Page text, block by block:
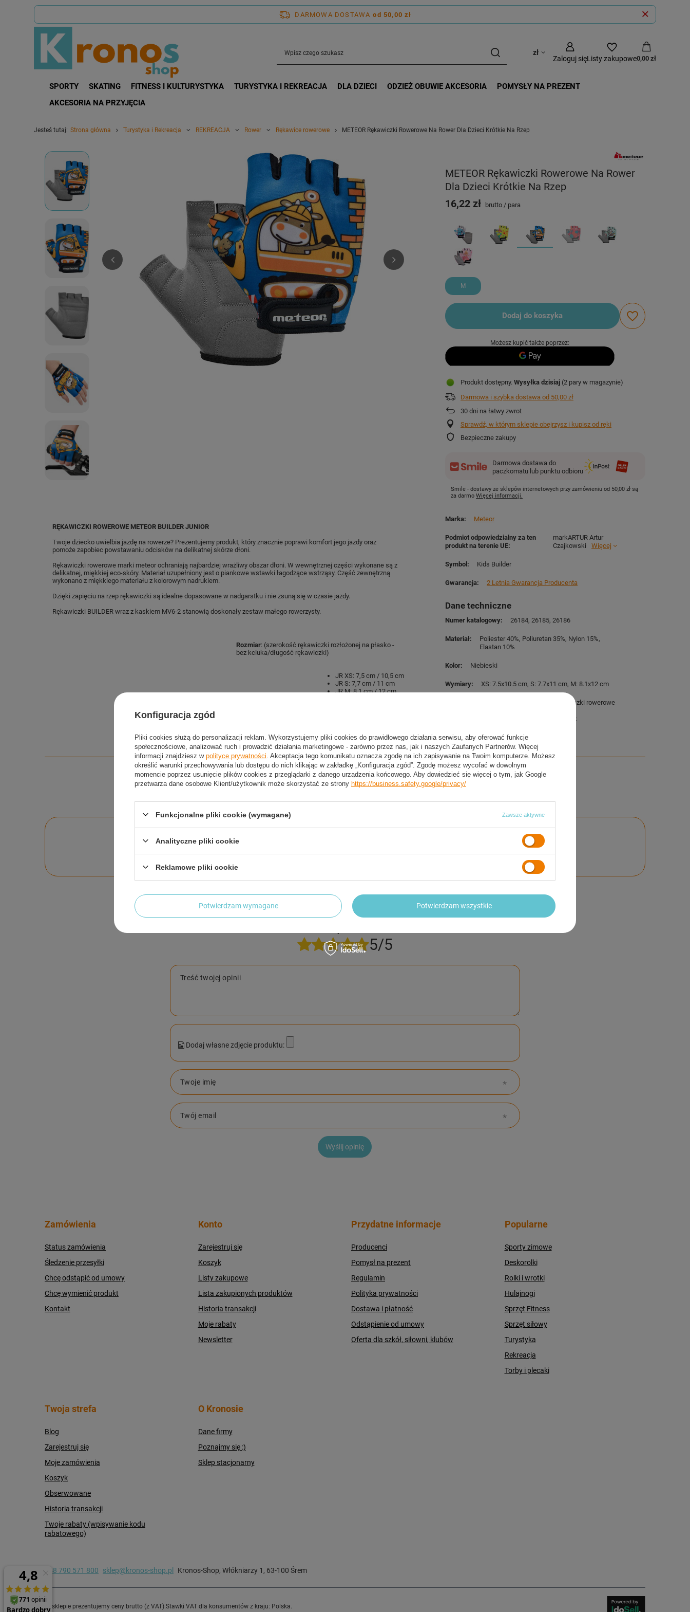
DARMOWA DOSTAWA od 50,00 zł
zł
Zaloguj sięListy zakupowe0,00 zł
SPORTY SKATING FITNESS I KULTURYSTYKA TURYSTYKA I REKREACJA DLA DZIECI ODZIEŻ OBUWIE AKCESORIA
POMYSŁY NA PREZENT
AKCESORIA NA PRZYJĘCIA
Jesteś tutaj: Strona główna Turystyka i Rekreacja REKREACJA Rower Rękawice rowerowe METEOR Rękawiczki Rowerowe Na Rower Dla Dzieci Krótkie Na Rzep
METEOR Rękawiczki Rowerowe Na Rower
Dla Dzieci Krótkie Na Rzep
M
16,22 zł brutto / para
Dodaj do koszyka
Możesz kupić także poprzez:
Produkt dostępny Wysyłkadzisiaj (2 pary w magazynie)
Darmowa i szybka dostawa od 50,00 zł
30 dni na łatwy zwrot
Sprawdź, w którym sklepie obejrzysz i kupisz od ręki
Bezpieczne zakupy
Darmowa dostawa do
paczkomatu lub punktu odbioru
Smile - dostawy ze sklepów internetowych przy zamówieniu od 50,00 zł są
za darmoWięcej informacji.
RĘKAWICZKI ROWEROWE METEOR BUILDER JUNIOR
Twoje dziecko uwielbia jazdę na rowerze? Prezentujemy produkt, który znacznie poprawi komfort jego jazdy oraz
pomoże zapobiec powstawaniu odcisków na delikatnej skórze dłoni.
Rękawiczki rowerowe marki meteor ochraniają najbardziej wrażliwy obszar dłoni. W wewnętrznej części wykonane są z
delikatnej, miękkiej eco-skóry. Materiał uzupełniony jest o piankowe wstawki łagodzące wstrząsy. Część zewnętrzną
wykonano z miękkiego materiału z kolorowym nadrukiem.
Dzięki zapięciu na rzep rękawiczki są idealne dopasowane w nadgarstku i nie zsuną się w czasie jazdy.
Rękawiczki BUILDER wraz z kaskiem MV6-2 stanowią doskonały zestaw małego rowerzysty.
Rozmiar: (szerokość rękawiczki rozłożonej na płasko -
bez kciuka/długość rękawiczki)
JR XS: 7,5 cm / 10,5 cm
JR S: 7,7 cm / 11 cm
JR M: 8,1 cm / 12 cm
Marka Meteor
Podmiot odpowiedzialny za ten
produkt na terenie UE
markARTUR Artur
Czajkowski
Więcej
Symbol Kids Builder
Gwarancja 2 Letnia Gwarancja Producenta
Dane techniczne
Numer katalogowy 26184 26185 26186
Materiał Poliester 40% Poliuretan 35% Nylon 15%
Elastan 10%
Kolor Niebieski
Wymiary XS: 7.5x10.5 cm S: 7.7x11 cm M: 8.1x12 cm
Nowe, oryginalne rękawiczki rowerowe
nasz firmowy kalendarzyk
2 LETNIA GWARANCJA PRODUCENTA
Potrzebujesz pomocy? Masz pytania?
NAPISZ SWOJĄ OPINIĘ
5/5
Treść twojej opinii
Dodaj własne zdjęcie produktu:
Twoje imię
Twój email
Wyślij opinię
Zamówienia
Status zamówienia
Śledzenie przesyłki
Chcę odstąpić od umowy
Chcę wymienić produkt
Kontakt
Konto
Zarejestruj się
Koszyk
Listy zakupowe
Lista zakupionych produktów
Historia transakcji
Moje rabaty
Newsletter
Przydatne informacje
Producenci
Pomysł na prezent
Regulamin
Polityka prywatności
Dostawa i płatność
Odstąpienie od umowy
Oferta dla szkół, siłowni, klubów
Popularne
Sporty zimowe
Deskorolki
Rolki i wrotki
Hulajnogi
Sprzęt Fitness
Sprzęt siłowy
Turystyka
Rekreacja
Torby i plecaki
Twoja strefa
Blog
Zarejestruj się
Moje zamówienia
Koszyk
Obserwowane
Historia transakcji
Twoje rabaty (wpisywanie kodu
rabatowego)
O Kronosie
Dane firmy
Poznajmy się :)
Sklep stacjonarny
+48 790 571 800 sklep@kronos-shop.pl Kronos-Shop, Włókniarzy 1 , 63-100 Śrem
W sklepie prezentujemy ceny brutto (z VAT).Stawki VAT dla konsumentów z kraju: Polska.
Konfiguracja zgód
Pliki cookies służą do personalizacji reklam. Wykorzystujemy pliki cookies do prawidłowego działania serwisu, aby oferować funkcje
społecznościowe, analizować ruch i prowadzić działania marketingowe - zarówno przez nas, jak i naszych Zaufanych Partnerów. Więcej
informacji znajdziesz w polityce prywatności . Akceptacja tego komunikatu oznacza zgodę na ich zapisywanie na Twoim komputerze. Możesz
określić warunki przechowywania lub dostępu do nich klikając w zakładkę „Konfiguracja zgód”. Zgodę możesz wycofać w dowolnym
momencie poprzez usunięcie plików cookies z przeglądarki z danego urządzenia końcowego. Aby dowiedzieć się więcej o tym, jak Google
przetwarza dane osobowe Klient/użytkownik może skorzystać ze strony https://business.safety.google/privacy/
Funkcjonalne pliki cookie (wymagane) Zawsze aktywne
Analityczne pliki cookie
Reklamowe pliki cookie
Potwierdzam wymagane Potwierdzam wszystkie